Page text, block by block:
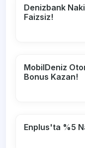
Denizbank
Faizsiz!
MobilDeniz
Bonus Kazan!
Enplus'ta %5